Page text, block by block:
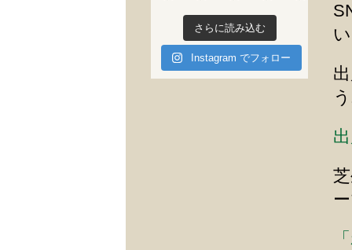
さらに読み込む
Instagram でフォロー